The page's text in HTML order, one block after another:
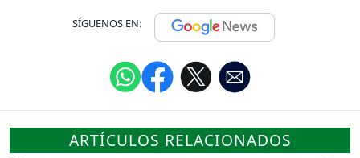
SÍGUENOS EN:
ARTÍCULOS RELACIONADOS